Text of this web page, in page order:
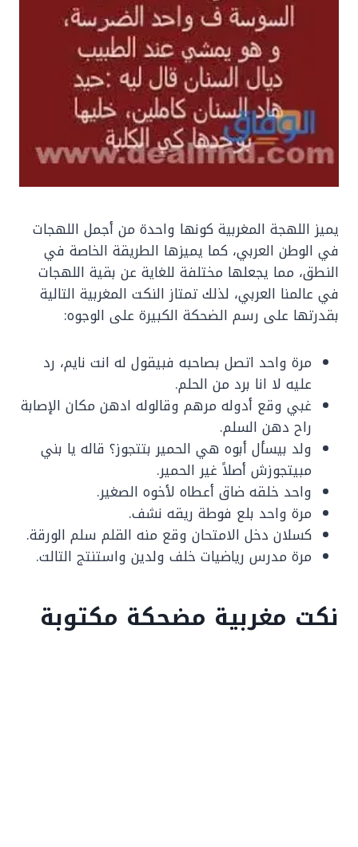
يميز اللهجة المغربية كونها واحدة من أجمل اللهجات
في الوطن العربي، كما يميزها الطريقة الخاصة في
النطق، مما يجعلها مختلفة للغاية عن بقية اللهجات
في عالمنا العربي، لذلك تمتاز النكت المغربية التالية
بقدرتها على رسم الضحكة الكبيرة على الوجوه:
مرة واحد اتصل بصاحبه فبيقول له انت نايم، رد
عليه لا انا برد من الحلم.
غبي وقع أدوله مرهم وقالوله ادهن مكان الإصابة
راح دهن السلم.
ولد بيسأل أبوه هي الحمير بتتجوز؟ قاله يا بني
مبيتجوزش أصلاً غير الحمير.
واحد خلقه ضاق أعطاه لأخوه الصغير.
مرة واحد بلع فوطة ريقه نشف.
كسلان دخل الامتحان وقع منه القلم سلم الورقة.
مرة مدرس رياضيات خلف ولدين واستنتج التالت.
نكت مغربية مضحكة مكتوبة